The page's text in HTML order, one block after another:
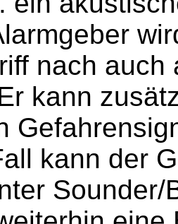
nach
kann
kann der